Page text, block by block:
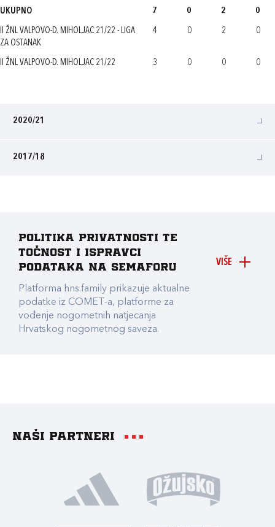
UKUPNO 7 0 2 0
II ŽNL VALPOVO-D. MIHOLJAC 21/22 - LIGA
ZA OSTANAK
4 0 2 0
II ŽNL VALPOVO-D. MIHOLJAC 21/22 3 0 0 0
2020/21
2017/18
VIŠE
Politika privatnosti te
točnost i ispravci
podataka na Semaforu
Platforma hns.family prikazuje aktualne
podatke iz COMET-a, platforme za
vođenje nogometnih natjecanja
Hrvatskog nogometnog saveza.
Naši partneri